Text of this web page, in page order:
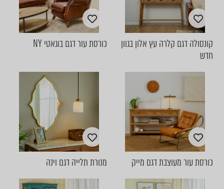
קונסולה דגם קלרה עץ אלון בגוון
חדש
כורסת עור דגם בוגאטי NY
כורסת עור מעוצבת דגם מייק מנורת תלייה דגם וינה